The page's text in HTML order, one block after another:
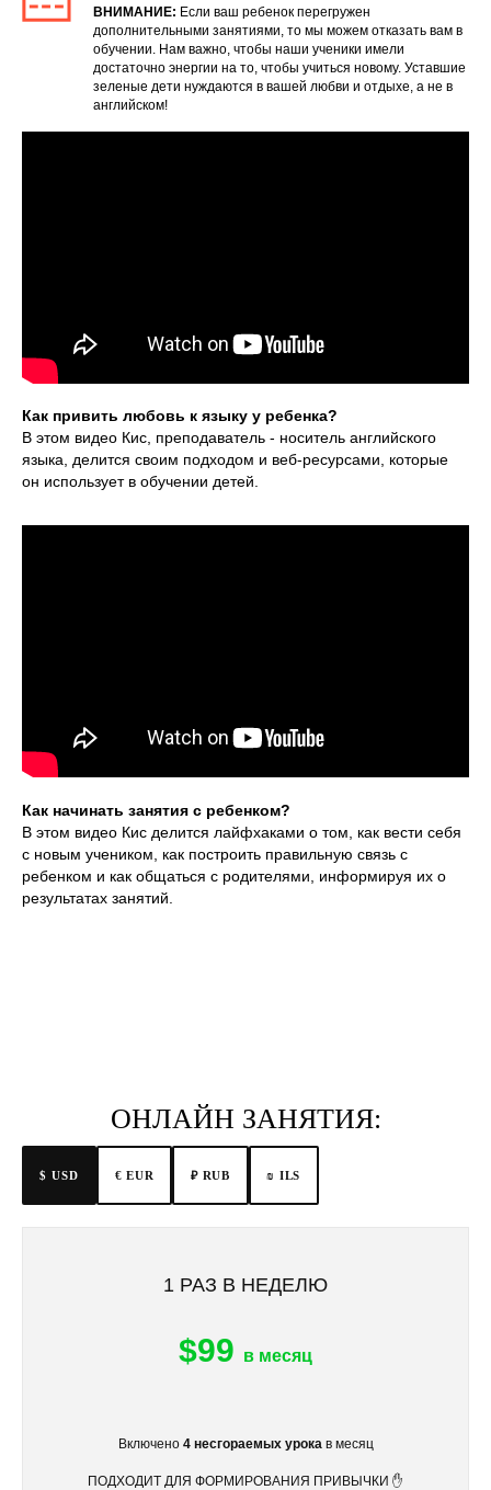
ВНИМАНИЕ: Если ваш ребенок перегружен
дополнительными занятиями, то мы можем отказать вам в
обучении. Нам важно, чтобы наши ученики имели
достаточно энергии на то, чтобы учиться новому. Уставшие
зеленые дети нуждаются в вашей любви и отдыхе, а не в
английском!
Как привить любовь к языку у ребенка?
В этом видео Кис, преподаватель - носитель английского
языка, делится своим подходом и веб-ресурсами, которые
он использует в обучении детей.
Как начинать занятия с ребенком?
В этом видео Кис делится лайфхаками о том, как вести себя
с новым учеником, как построить правильную связь с
ребенком и как общаться с родителями, информируя их о
результатах занятий.
ОНЛАЙН ЗАНЯТИЯ:
$ USD € EUR ₽ RUB ₪ ILS
1 РАЗ В НЕДЕЛЮ
$99 в месяц
Включено 4 несгораемых урокав месяц
ПОДХОДИТ ДЛЯ ФОРМИРОВАНИЯ ПРИВЫЧКИ ✋